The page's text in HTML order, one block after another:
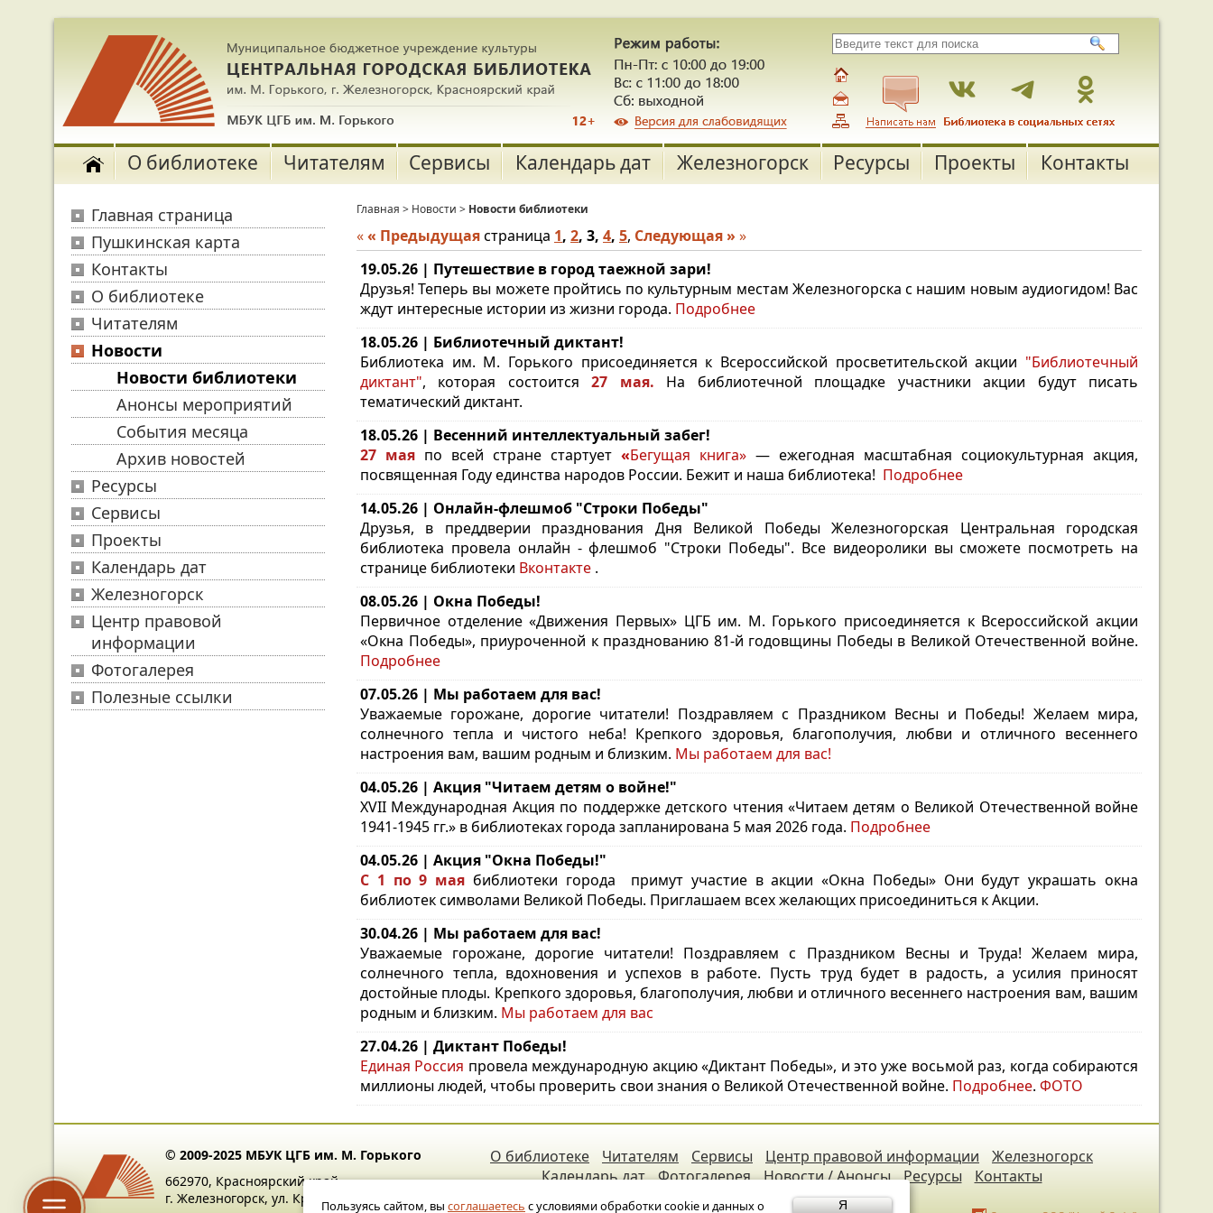
О библиотеке Читателям Сервисы Календарь дат Железногорск Ресурсы Проекты Контакты
Главная страница
Пушкинская карта
Контакты
О библиотеке
Читателям
Новости
Новости библиотеки
Анонсы мероприятий
События месяца
Архив новостей
Ресурсы
Сервисы
Проекты
Календарь дат
Железногорск
Центр правовой
информации
Фотогалерея
Полезные ссылки
Главная > Новости > Новости библиотеки
«« Предыдущаястраница 1, 2, 3, 4, 5, Следующая » »
19.05.26 | Путешествие в город таежной зари!
Друзья! Теперь вы можете пройтись по культурным местам Железногорска с нашим новым аудиогидом! Вас
ждут интересные истории из жизни города. Подробнее
18.05.26 | Библиотечный диктант!
Библиотека им. М. Горького присоединяется к Всероссийской просветительской акции "Библиотечный
диктант", которая состоится27 мая. На библиотечной площадке участники акции будут писать
тематический диктант.
18.05.26 | Весенний интеллектуальный забег!
27 мая по всей стране стартует «Бегущая книга» — ежегодная масштабная социокультурная акция,
посвященная Году единства народов России. Бежит и наша библиотека! Подробнее
14.05.26 | Онлайн-флешмоб "Строки Победы"
Друзья, в преддверии празднования Дня Великой Победы Железногорская Центральная городская
библиотека провела онлайн - флешмоб "Строки Победы". Все видеоролики вы сможете посмотреть на
странице библиотеки Вконтакте .
08.05.26 | Окна Победы!
Первичное отделение «Движения Первых» ЦГБ им. М. Горького присоединяется к Всероссийской акции
«Окна Победы», приуроченной к празднованию 81-й годовщины Победы в Великой Отечественной войне.
Подробнее
07.05.26 | Мы работаем для вас!
Уважаемые горожане, дорогие читатели! Поздравляем с Праздником Весны и Победы! Желаем мира,
солнечного тепла и чистого неба! Крепкого здоровья, благополучия, любви и отличного весеннего
настроения вам, вашим родным и близким. Мы работаем для вас!
04.05.26 | Акция "Читаем детям о войне!"
XVII Международная Акция по поддержке детского чтения «Читаем детям о Великой Отечественной войне
1941-1945 гг.» в библиотеках города запланирована 5 мая 2026 года. Подробнее
04.05.26 | Акция "Окна Победы!"
С 1 по 9 мая библиотеки города примут участие в акции «Окна Победы» Они будут украшать окна
библиотек символами Великой Победы. Приглашаем всех желающих присоединиться к Акции.
30.04.26 | Мы работаем для вас!
Уважаемые горожане, дорогие читатели! Поздравляем с Праздником Весны и Труда! Желаем мира,
солнечного тепла, вдохновения и успехов в работе. Пусть труд будет в радость, а усилия приносят
достойные плоды. Крепкого здоровья, благополучия, любви и отличного весеннего настроения вам, вашим
родным и близким. Мы работаем для вас
27.04.26 | Диктант Победы!
Единая Россия провела международную акцию «Диктант Победы», и это уже восьмой раз, когда собираются
миллионы людей, чтобы проверить свои знания о Великой Отечественной войне. Подробнее. ФОТО
© 2009-2025 МБУК ЦГБ им. М. Горького
662970, Красноярский край,
г. Железногорск, ул. Крупской, 8
О библиотеке Читателям Сервисы Центр правовой информации
Железногорск
Календарь дат
Фотогалерея Новости / Анонсы Ресурсы Контакты
Пользуясь сайтом, вы соглашаетесь с условиями обработки cookie и данных о
Я